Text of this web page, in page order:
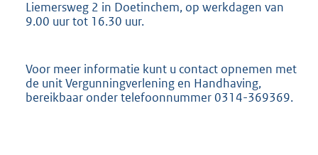
Liemersweg 2 in Doetinchem, op werkdagen van
9.00 uur tot 16.30 uur.
Voor meer informatie kunt u contact opnemen met
de unit Vergunningverlening en Handhaving,
bereikbaar onder telefoonnummer 0314-369369.